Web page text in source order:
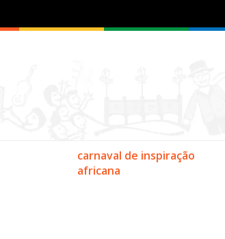
carnaval de inspiração
africana